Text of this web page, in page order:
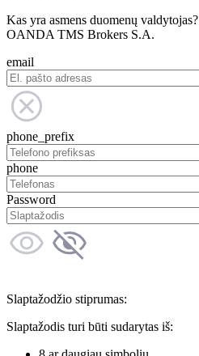
Kas yra asmens duomenų valdytojas?
OANDA TMS Brokers S.A.
email
phone_prefix
phone
Password
Slaptažodžio stiprumas:
Slaptažodis turi būti sudarytas iš: